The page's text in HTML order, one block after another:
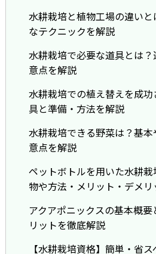
水耕栽培と植物工場の違い
なテクニックを解説
水耕栽培で必要な道具とは
意点を解説
水耕栽培での植え替えを成
具と準備・方法を解説
水耕栽培できる野菜は？基
意点を解説
ペットボトルを用いた水耕
物や方法・メリット・デメ
アクアポニックスの基本概
リットを徹底解説
【水耕栽培資格】簡単・省